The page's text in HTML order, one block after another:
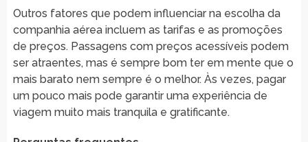
Outros fatores que podem influenciar na escolha da
companhia aérea incluem as tarifas e as promoções
de preços. Passagens com preços acessíveis podem
ser atraentes, mas é sempre bom ter em mente que o
mais barato nem sempre é o melhor. Às vezes, pagar
um pouco mais pode garantir uma experiência de
viagem muito mais tranquila e gratificante.